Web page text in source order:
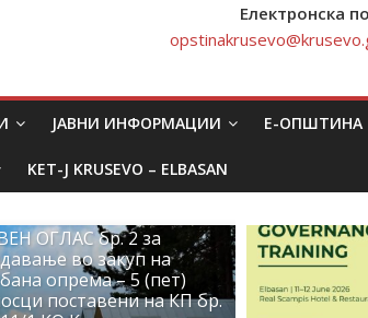
Електронска
ЈАВНИ ИНФОРМАЦИИ Е-ОПШТИНА
KET-J KRUSEVO – ELBASAN
ОГЛАС бр. 2 за
во закуп на
опрема – 5 (пет)
поставени на КП бр.